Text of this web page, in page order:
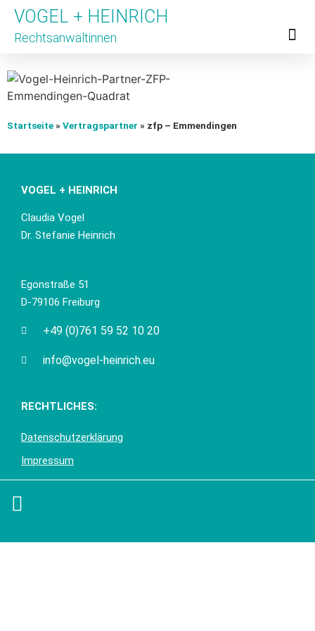
VOGEL + HEINRICH
Rechtsanwältinnen
Startseite»Vertragspartner » zfp – Emmendingen
VOGEL + HEINRICH
Claudia Vogel
Dr. Stefanie Heinrich
Egonstraße 51
D-79106 Freiburg
+49 (0)761 59 52 10 20
info@vogel-heinrich.eu
RECHTLICHES:
Datenschutzerklärung
Impressum